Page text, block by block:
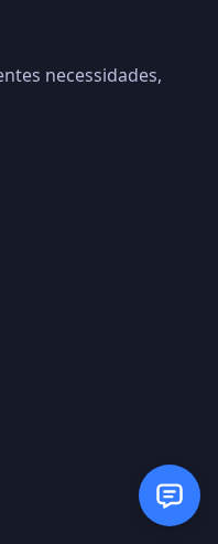
necessidades,